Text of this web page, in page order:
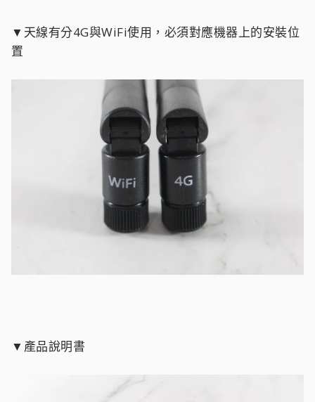
▼天線有分4G與WiFi使用，必須對應機器上的安裝位
置
▼產品說明書